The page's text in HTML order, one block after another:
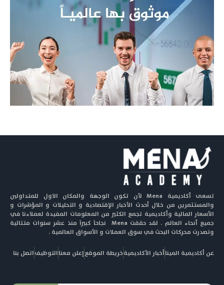
تسعى أكاديمية Mena لأن تكون الوجهة والمكان الاول للمتداولين
والمستثمرين من خلال أحدث الأخبار الإقتصادية و التحليلات و المؤشرات و
الأسعار المالية وأكاديمية تجمع الكثير من المعلومات المفيدة لعملاءنا في
جميع أنحاء العالم . لقد حققت Mena نجاحاً كبيراً منذ عشر سنوات متتالية
وتصدرت محركات البحث في سوق العملات و الأسواق العالمية .
عن أكاديمية الميناأخبار الأكاديميةخريطة الموقعإعلن معناالتوظيفاتصل بنا